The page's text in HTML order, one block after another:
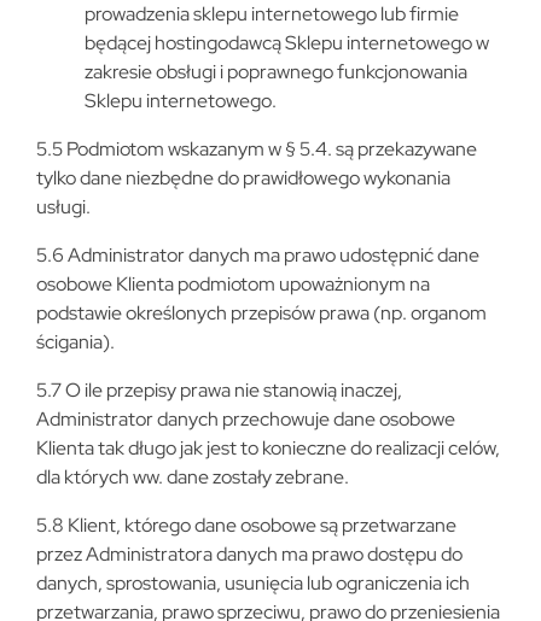
prowadzenia sklepu internetowego lub firmie
będącej hostingodawcą Sklepu internetowego w
zakresie obsługi i poprawnego funkcjonowania
Sklepu internetowego.
5.5 Podmiotom wskazanym w § 5.4. są przekazywane
tylko dane niezbędne do prawidłowego wykonania
usługi.
5.6 Administrator danych ma prawo udostępnić dane
osobowe Klienta podmiotom upoważnionym na
podstawie określonych przepisów prawa (np. organom
ścigania).
5.7 O ile przepisy prawa nie stanowią inaczej,
Administrator danych przechowuje dane osobowe
Klienta tak długo jak jest to konieczne do realizacji celów,
dla których ww. dane zostały zebrane.
5.8 Klient, którego dane osobowe są przetwarzane
przez Administratora danych ma prawo dostępu do
danych, sprostowania, usunięcia lub ograniczenia ich
przetwarzania, prawo sprzeciwu, prawo do przeniesienia